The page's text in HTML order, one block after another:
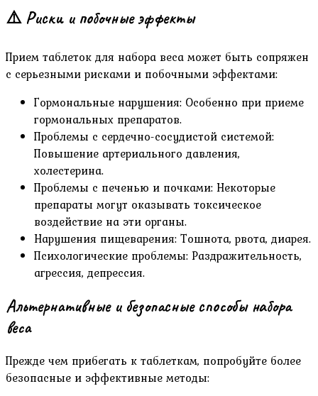
⚠️ Риски и побочные эффекты
Прием таблеток для набора веса может быть сопряжен
с серьезными рисками и побочными эффектами:
Гормональные нарушения: Особенно при приеме
гормональных препаратов.
Проблемы с сердечно-сосудистой системой:
Повышение артериального давления,
холестерина.
Проблемы с печенью и почками: Некоторые
препараты могут оказывать токсическое
воздействие на эти органы.
Нарушения пищеварения: Тошнота, рвота, диарея.
Психологические проблемы: Раздражительность,
агрессия, депрессия.
Альтернативные и безопасные способы набора
веса
Прежде чем прибегать к таблеткам, попробуйте более
безопасные и эффективные методы: